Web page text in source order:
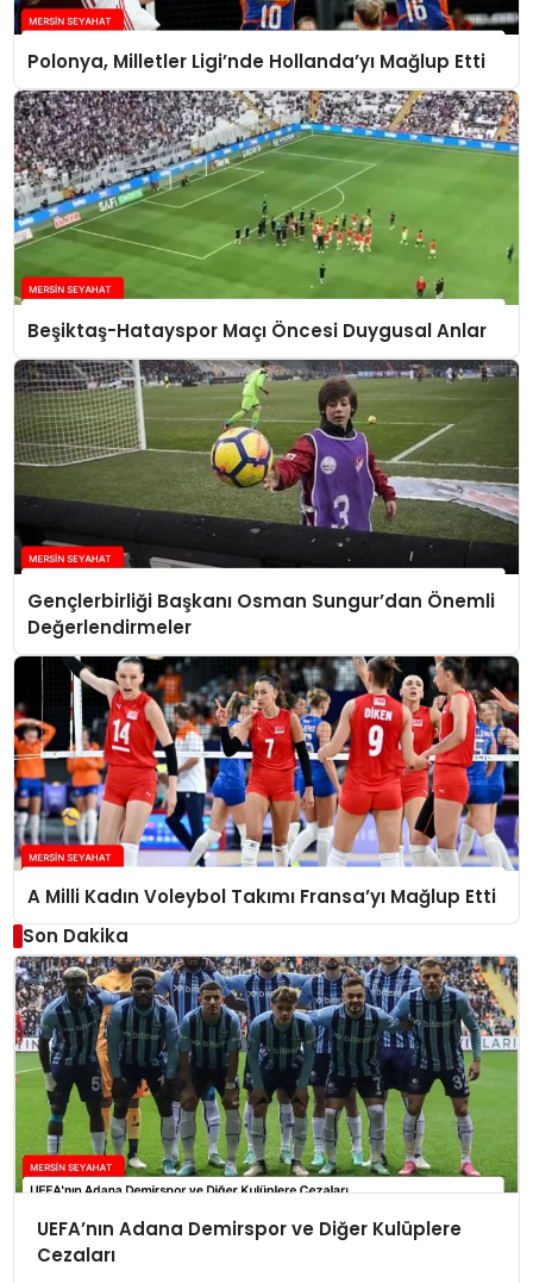
Polonya, Milletler Ligi’nde Hollanda’yı Mağlup Etti
Beşiktaş-Hatayspor Maçı Öncesi Duygusal Anlar
Gençlerbirliği Başkanı Osman Sungur’dan Önemli
Değerlendirmeler
A Milli Kadın Voleybol Takımı Fransa’yı Mağlup Etti
Son Dakika
UEFA’nın Adana Demirspor ve Diğer Kulüplere
Cezaları